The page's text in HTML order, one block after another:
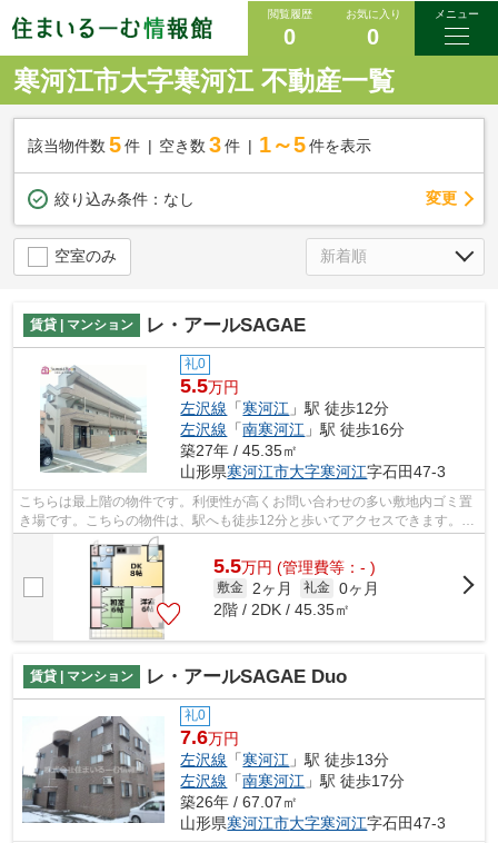
閲覧履歴
0
お気に入り
0
メニュー
寒河江市大字寒河江 不動産一覧
該当物件数 5件 空き数 3 件 1～5 件を表示
絞り込み条件： なし 変更
空室のみ
賃貸 | マンション レ・アールSAGAE
礼0
5.5万円
左沢線 「寒河江 」駅 徒歩12分
左沢線 「南寒河江 」駅 徒歩16分
築27年 / 45.35㎡
山形県寒河江市大字寒河江字石田47-3
こちらは最上階の物件です。利便性が高くお問い合わせの多い敷地内ゴミ置
き場です。こちらの物件は、駅へも徒歩12分と歩いてアクセスできます。外
装にこだわったオシャレなデザインの...
5.5万円 (管理費等：- )
敷金 2ヶ月 礼金 0ヶ月
2階 / 2DK / 45.35㎡
賃貸 | マンション レ・アールSAGAE Duo
礼0
7.6万円
左沢線 「寒河江 」駅 徒歩13分
左沢線 「南寒河江 」駅 徒歩17分
築26年 / 67.07㎡
山形県寒河江市大字寒河江字石田47-3